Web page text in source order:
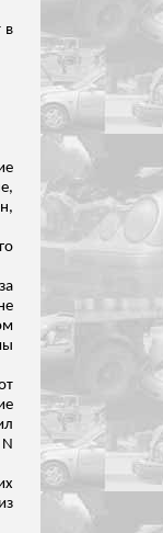
в
,